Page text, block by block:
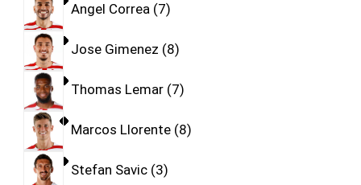
Angel Correa 7
Jose Gimenez 8
Thomas Lemar 7
Marcos Llorente 8
Stefan Savic 3